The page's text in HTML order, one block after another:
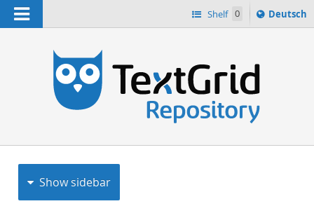
Navigation Shelf 0
Sprache
ï¿½ndern
Deutsch
Show sidebar